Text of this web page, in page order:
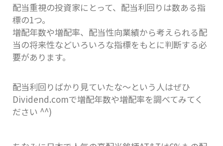
配当重視の投資家にとって、配当利回りは数ある指
標の1つ。
増配年数や増配率、配当性向業績から考えられる配
当の将来性などいろいろな指標をもとに判断する必
要があります。
配当利回りばかり見ていたな〜という人はぜひ
Dividend.comで増配年数や増配率を調べてみてく
ださい ^^)